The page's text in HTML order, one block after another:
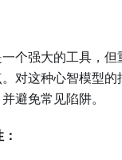
个强大的工具，但
对这种心智模型
避免常见陷阱。